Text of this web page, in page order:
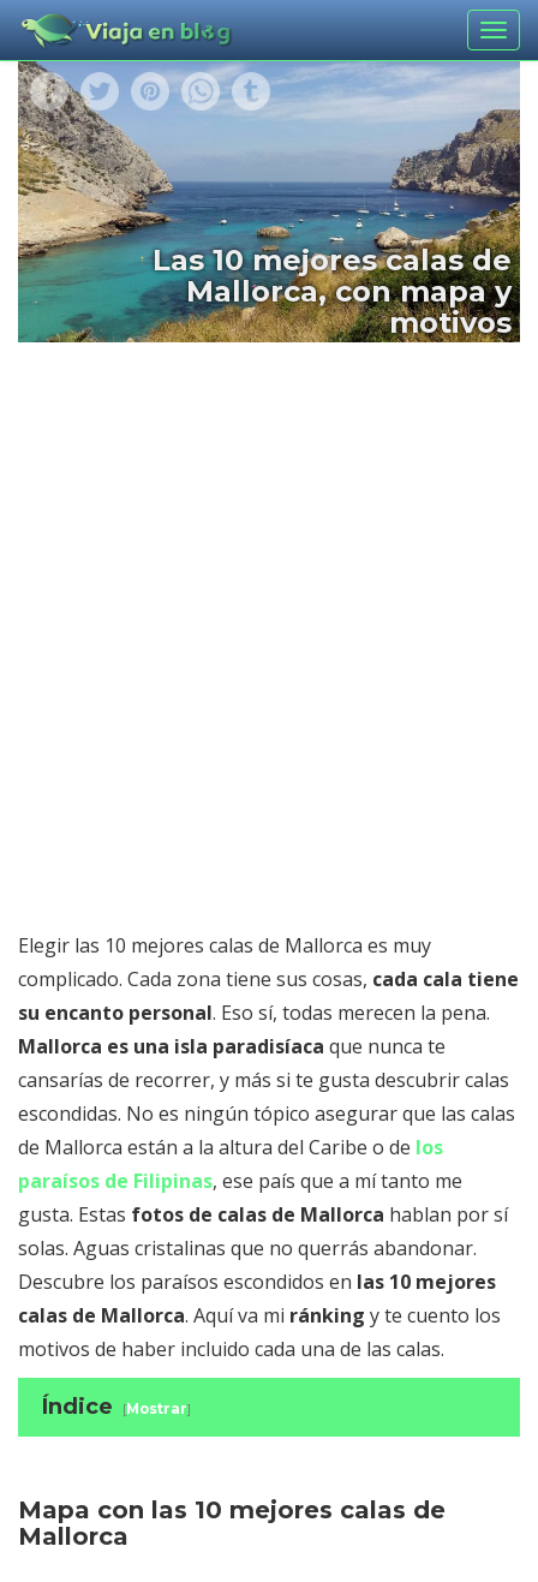
Las 10 mejores calas de
Mallorca, con mapa y
motivos
Elegir las 10 mejores calas de Mallorca es muy
complicado. Cada zona tiene sus cosas, cada cala tiene
su encanto personal. Eso sí, todas merecen la pena.
Mallorca es una isla paradisíaca que nunca te
cansarías de recorrer, y más si te gusta descubrir calas
escondidas. No es ningún tópico asegurar que las calas
de Mallorca están a la altura del Caribe o de los
paraísos de Filipinas, ese país que a mí tanto me
gusta. Estas fotos de calas de Mallorca hablan por sí
solas. Aguas cristalinas que no querrás abandonar.
Descubre los paraísos escondidos en las 10 mejores
calas de Mallorca. Aquí va mi ránking y te cuento los
motivos de haber incluido cada una de las calas.
Índice [Mostrar]
Mapa con las 10 mejores calas de
Caló des Moro, en Santayí - Mallorca
Cala S'Almunia, en Santanyí - Mallorca
Mapa con las 10 mejores calas de
Mallorca